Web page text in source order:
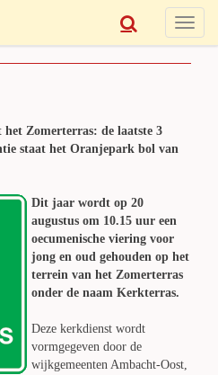
Toggle
Zomerterras: de laatste 3
staat het Oranjepark bol van
Dit jaar wordt op 20
augustus om 10.15 uur een
oecumenische viering voor
jong en oud gehouden op het
terrein van het Zomerterras
onder de naam Kerkterras.
Deze kerkdienst wordt
vormgegeven door de
wijkgemeenten Ambacht-Oost,